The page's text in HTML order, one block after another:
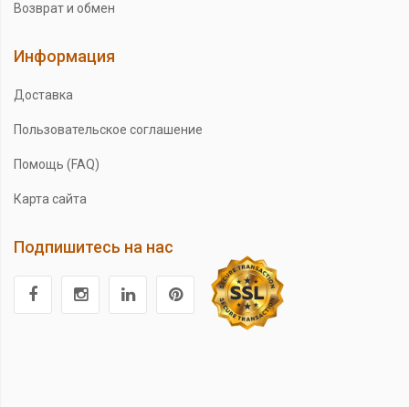
Возврат и обмен
Информация
Доставка
Пользовательское соглашение
Помощь (FAQ)
Карта сайта
Подпишитесь на нас